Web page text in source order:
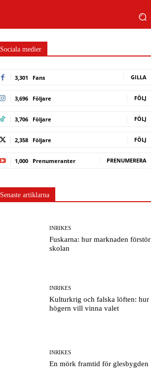
Sociala medier
3,301 Fans GILLA
3,696 Följare FÖLJ
3,706 Följare FÖLJ
2,358 Följare FÖLJ
1,000 Prenumeranter PRENUMERERA
Senaste artiklarna
INRIKES
Fuskarna: hur marknaden förstör
skolan
INRIKES
Kulturkrig och falska löften: hur
högern vill vinna valet
INRIKES
En mörk framtid för glesbygden